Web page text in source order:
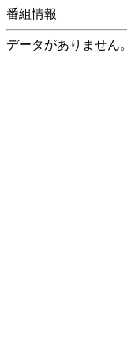
番組情報
データがありません。